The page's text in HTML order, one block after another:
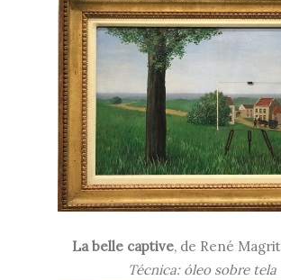
La belle captive, de René
Técnica: óleo sobre tela